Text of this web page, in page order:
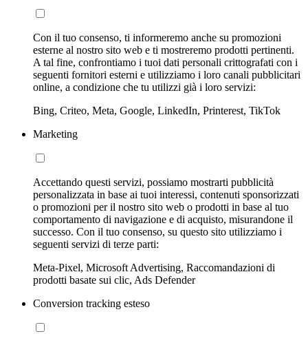
Con il tuo consenso, ti informeremo anche su promozioni
esterne al nostro sito web e ti mostreremo prodotti pertinenti.
A tal fine, confrontiamo i tuoi dati personali crittografati con i
seguenti fornitori esterni e utilizziamo i loro canali pubblicitari
online, a condizione che tu utilizzi già i loro servizi:
Bing, Criteo, Meta, Google, LinkedIn, Printerest, TikTok
Marketing
Accettando questi servizi, possiamo mostrarti pubblicità
personalizzata in base ai tuoi interessi, contenuti sponsorizzati
o promozioni per il nostro sito web o prodotti in base al tuo
comportamento di navigazione e di acquisto, misurandone il
successo. Con il tuo consenso, su questo sito utilizziamo i
seguenti servizi di terze parti:
Meta-Pixel, Microsoft Advertising, Raccomandazioni di
prodotti basate sui clic, Ads Defender
Conversion tracking esteso